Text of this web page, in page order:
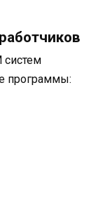
систем
программы: